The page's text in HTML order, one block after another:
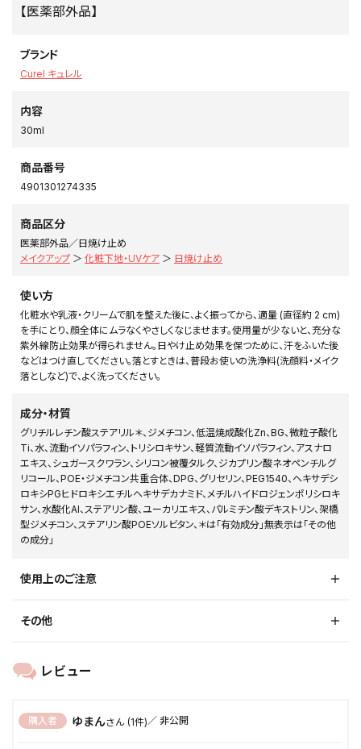
【医薬部外品】
ブランド
Curel キュレル
内容
30ml
商品番号
4901301274335
商品区分
医薬部外品／日焼け止め
メイクアップ ＞ 化粧下地・UVケア ＞ 日焼け止め
使い方
化粧水や乳液・クリームで肌を整えた後に、よく振ってから、適量 (直径約 2 cm)
を手にとり、顔全体にムラなくやさしくなじませます。使用量が少ないと、充分な
紫外線防止効果が得られません。日やけ止め効果を保つために、汗をふいた後
などはつけ直してください。落とすときは、普段お使いの洗浄料(洗顔料・メイク
落としなど)で、よく洗ってください。
成分・材質
グリチルレチン酸ステアリル＊、ジメチコン、低温焼成酸化Zn、BG、微粒子酸化
Ti、水、流動イソパラフィン、トリシロキサン、軽質流動イソパラフィン、アスナロ
エキス、シュガースクワラン、シリコン被覆タルク、ジカプリン酸ネオペンチルグ
リコール、POE・ジメチコン共重合体、DPG、グリセリン、PEG1540、ヘキサデシ
ロキシPGヒドロキシエチルヘキサデカナミド、メチルハイドロジェンポリシロキ
サン、水酸化Al、ステアリン酸、ユーカリエキス、パルミチン酸デキストリン、架橋
型ジメチコン、ステアリン酸POEソルビタン、＊は「有効成分」無表示は「その他
の成分」
使用上のご注意
その他
ゆまん 1
購入者 非公開